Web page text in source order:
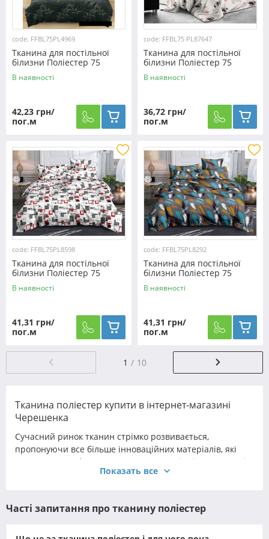
code: FFBL75PL4969
Тканина для постільної
білизни Поліестер 75
PL4969 (60м)
В наявності
42,23 грн/
пог.м
code: FFBL75 PL87647
Тканина для постільної
білизни Поліестер 75
PL87647 (60м)
В наявності
36,72 грн/
пог.м
code: FFBL75PL8598
Тканина для постільної
білизни Поліестер 75
PL8598 (60м)
В наявності
41,31 грн/
пог.м
code: FFBL75PL8292
Тканина для постільної
білизни Поліестер 75
PL8292 (60м)
В наявності
41,31 грн/
пог.м
1 10
Тканина поліестер купити в інтернет-магазині
Черешенка
Сучасний ринок тканин стрімко розвивається,
пропонуючи все більше інноваційних матеріалів, які
поєднують комфорт, естетику та довговічність. Одним із
найзатребуваніших рішень залишається поліестер
домашньому побуті.
Показать все
Часті запитання про тканину поліестер